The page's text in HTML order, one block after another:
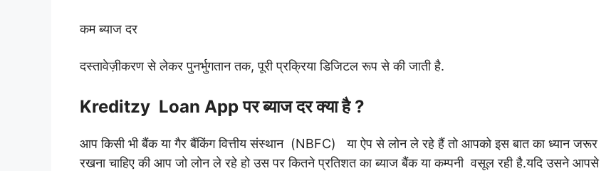
कम ब्याज दर
दस्तावेज़ीकरण से लेकर पुनर्भुगतान तक, पूरी प्रक्रिया डिजिटल रूप से की जाती है.
Kreditzy Loan App पर ब्याज दर क्या है ?
आप किसी भी बैंक या गैर बैंकिंग वित्तीय संस्थान (NBFC) या ऐप से लोन ले रहे हैं तो आपको इस बात का ध्यान जरूर
रखना चाहिए की आप जो लोन ले रहे हो उस पर कितने प्रतिशत का ब्याज बैंक या कम्पनी वसूल रही है.यदि उसने आपसे